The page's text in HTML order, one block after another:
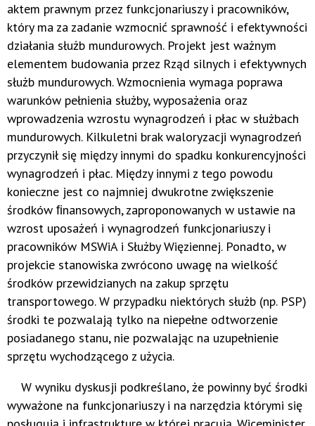
aktem prawnym przez funkcjonariuszy i pracowników,
który ma za zadanie wzmocnić sprawność i efektywności
działania służb mundurowych. Projekt jest ważnym
elementem budowania przez Rząd silnych i efektywnych
służb mundurowych. Wzmocnienia wymaga poprawa
warunków pełnienia służby, wyposażenia oraz
wprowadzenia wzrostu wynagrodzeń i płac w służbach
mundurowych. Kilkuletni brak waloryzacji wynagrodzeń
przyczynił się między innymi do spadku konkurencyjności
wynagrodzeń i płac. Między innymi z tego powodu
konieczne jest co najmniej dwukrotne zwiększenie
środków ﬁnansowych, zaproponowanych w ustawie na
wzrost uposażeń i wynagrodzeń funkcjonariuszy i
pracowników MSWiA i Służby Więziennej. Ponadto, w
projekcie stanowiska zwrócono uwagę na wielkość
środków przewidzianych na zakup sprzętu
transportowego. W przypadku niektórych służb (np. PSP)
środki te pozwalają tylko na niepełne odtworzenie
posiadanego stanu, nie pozwalając na uzupełnienie
sprzętu wychodzącego z użycia.
W wyniku dyskusji podkreślano, że powinny być środki
wyważone na funkcjonariuszy i na narzędzia którymi się